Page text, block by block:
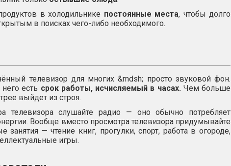
в холодильнике постоянные места, чтобы долго
в поисках чего-либо необходимого.
телевизор для многих &mdsh; просто звуковой фон.
есть срок работы, исчисляемый в часах. Чем больше
выйдет из строя.
телевизора слушайте радио — оно обычно потребляет
Вообще вместо просмотра телевизора придумывайте
занятия — чтение книг, прогулки, спорт, работа в огороде,
игры.